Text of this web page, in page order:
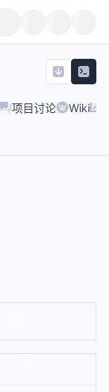
项目讨论 Wiki